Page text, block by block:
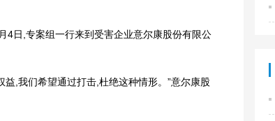
4日,专案组一行来到受害企业意尔康股份有限公
,我们希望通过打击,杜绝这种情形。”意尔康股